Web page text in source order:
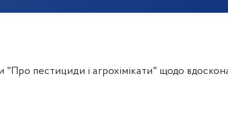
пестициди і агрохімікати" щодо